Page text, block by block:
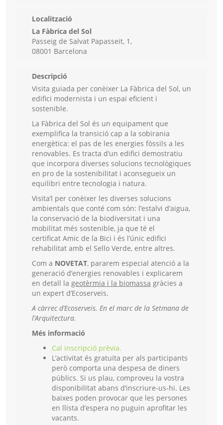
Localització
La Fàbrica del Sol
Passeig de Salvat Papasseit, 1,
08001 Barcelona
Descripció
Visita guiada per conèixer La Fàbrica del Sol, un
edifici modernista i un espai eficient i
sostenible.
La Fàbrica del Sol és un equipament que
exemplifica la transició cap a la sobirania
energètica: el pas de les energies fòssils a les
renovables. Es tracta d’un edifici demostratiu
que incorpora diverses solucions tecnològiques
en pro de la sostenibilitat i aconsegueix un
equilibri entre tecnologia i natura.
Visita’l per conèixer les diverses solucions
ambientals que conté com són: l’estalvi d’aigua,
la conservació de la biodiversitat i una
mobilitat més sostenible, ja que té el
certificat Amic de la Bici i és l’únic edifici
rehabilitat amb el Sello Verde, entre altres.
Com a NOVETAT, pararem especial atenció a la
generació d’energies renovables i explicarem
en detall la geotèrmia i la biomassa gràcies a
un expert d’Ecoserveis.
A càrrec d’Ecoserveis. En el marc de la Setmana de
l’Arquitectura.
Més informació
Cal inscripció prèvia.
L’activitat és gratuïta per als participants
però comporta una despesa de diners
públics. Si us plau, comproveu la vostra
disponibilitat abans d’inscriure-us-hi. Les
baixes poden provocar que les persones
en llista d’espera no puguin aprofitar les
vacants.